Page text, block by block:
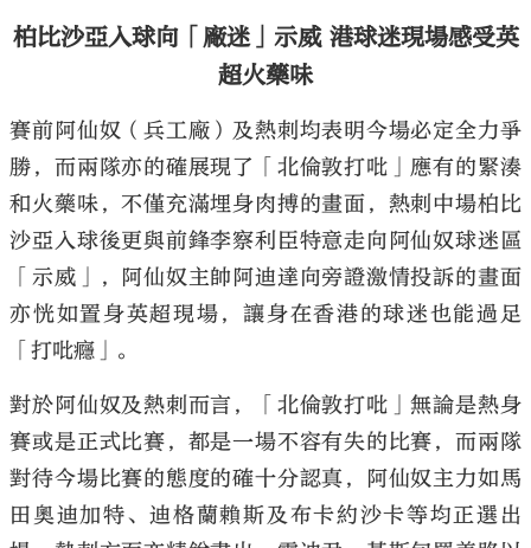
柏比沙亞入球向「廠迷」示威 港球迷現場感受英
超火藥味
賽前阿仙奴（兵工廠）及熱刺均表明今場必定全力爭
勝，而兩隊亦的確展現了「北倫敦打吡」應有的緊湊
和火藥味，不僅充滿埋身肉搏的畫面，熱刺中場柏比
沙亞入球後更與前鋒李察利臣特意走向阿仙奴球迷區
「示威」，阿仙奴主帥阿迪達向旁證激情投訴的畫面
亦恍如置身英超現場，讓身在香港的球迷也能過足
「打吡癮」。
對於阿仙奴及熱刺而言，「北倫敦打吡」無論是熱身
賽或是正式比賽，都是一場不容有失的比賽，而兩隊
對待今場比賽的態度的確十分認真，阿仙奴主力如馬
田奧迪加特、迪格蘭賴斯及布卡約沙卡等均正選出